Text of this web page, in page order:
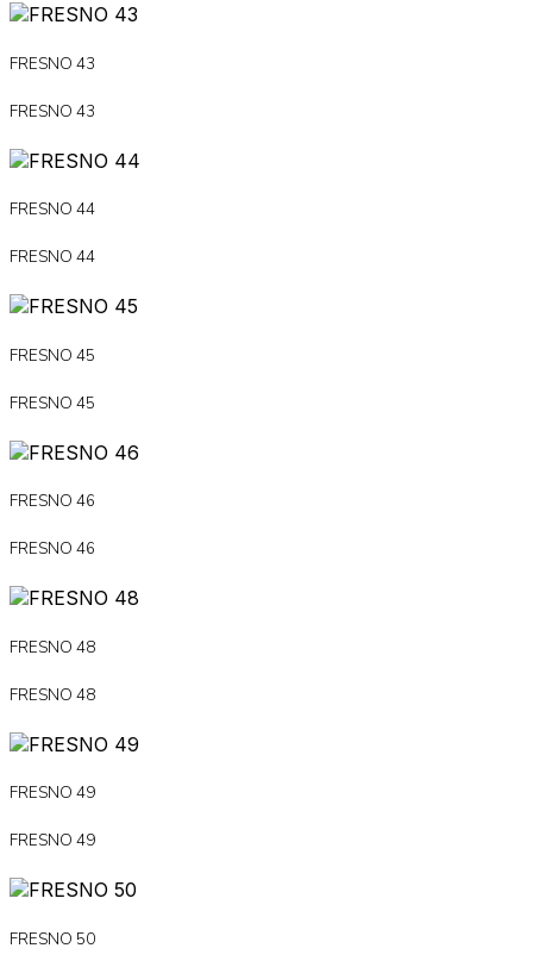
FRESNO 43
FRESNO 43
FRESNO 44
FRESNO 44
FRESNO 45
FRESNO 45
FRESNO 46
FRESNO 46
FRESNO 48
FRESNO 48
FRESNO 49
FRESNO 49
FRESNO 50